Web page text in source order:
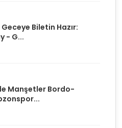
Geceye Biletin Hazır:
- G...
Manşetler Bordo-